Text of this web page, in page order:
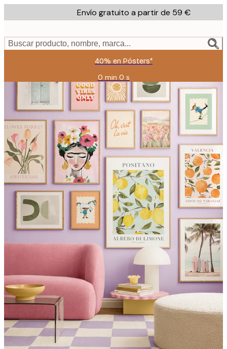
to
content.
Envío gratuito a partir de 59 €
Buscar producto, nombre, marca...
40% en Pósters*
0 min 0 s
Válido
hasta:
2026-
08-
09